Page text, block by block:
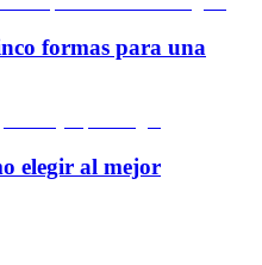
formas para una
elegir al mejor